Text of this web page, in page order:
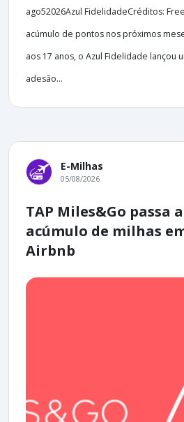
ago52026Azul FidelidadeCréditos:
acúmulo de pontos nos próximos
aos 17 anos, o Azul Fidelidade lançou
adesão...
E-Milhas
05/08/2026
TAP Miles&Go passa
acúmulo de milhas
Airbnb